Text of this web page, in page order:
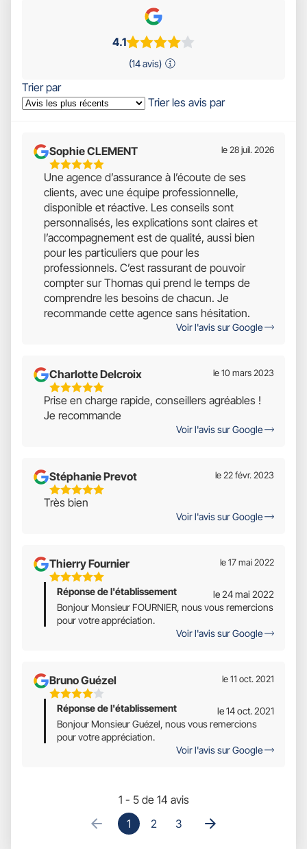
4.1
(14 avis)
Trier par
Trier les avis par
Sophie CLEMENT
5
Étoiles
Sur
5
le 28 juil. 2026
Une agence d’assurance à l’écoute de ses
clients, avec une équipe professionnelle,
disponible et réactive. Les conseils sont
personnalisés, les explications sont claires et
l’accompagnement est de qualité, aussi bien
pour les particuliers que pour les
professionnels. C’est rassurant de pouvoir
compter sur Thomas qui prend le temps de
comprendre les besoins de chacun. Je
recommande cette agence sans hésitation.
Voir l'avis sur Google
Charlotte Delcroix
5
Étoiles
Sur
le 10 mars 2023
Prise en charge rapide, conseillers agréables !
Je recommande
Voir l'avis sur Google
Stéphanie Prevot
5
Étoiles
le 22 févr. 2023
Très bien
Voir l'avis sur Google
Thierry Fournier
5
Étoiles
Sur
le 17 mai 2022
Réponse de l'établissement
le 24 mai 2022
Bonjour Monsieur FOURNIER, nous vous remercions
pour votre appréciation.
Voir l'avis sur Google
Bruno Guézel
4
Étoiles
Sur
le 11 oct. 2021
Réponse de l'établissement
le 14 oct. 2021
Bonjour Monsieur Guézel, nous vous remercions
pour votre appréciation.
Voir l'avis sur Google
1 - 5 de 14 avis
1
2 3